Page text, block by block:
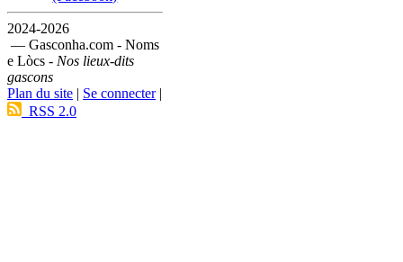
2024-2026
— Gasconha.com - Noms
e Lòcs - Nos lieux-dits
gascons
Plan du site | Se connecter|
RSS 2.0